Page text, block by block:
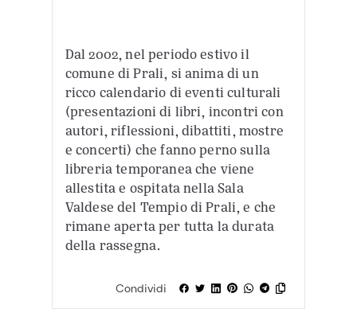
Dal 2002, nel periodo estivo il
comune di Prali, si anima di un
ricco calendario di eventi culturali
(presentazioni di libri, incontri con
autori, riflessioni, dibattiti, mostre
e concerti) che fanno perno sulla
libreria temporanea che viene
allestita e ospitata nella Sala
Valdese del Tempio di Prali, e che
rimane aperta per tutta la durata
della rassegna.
Condividi